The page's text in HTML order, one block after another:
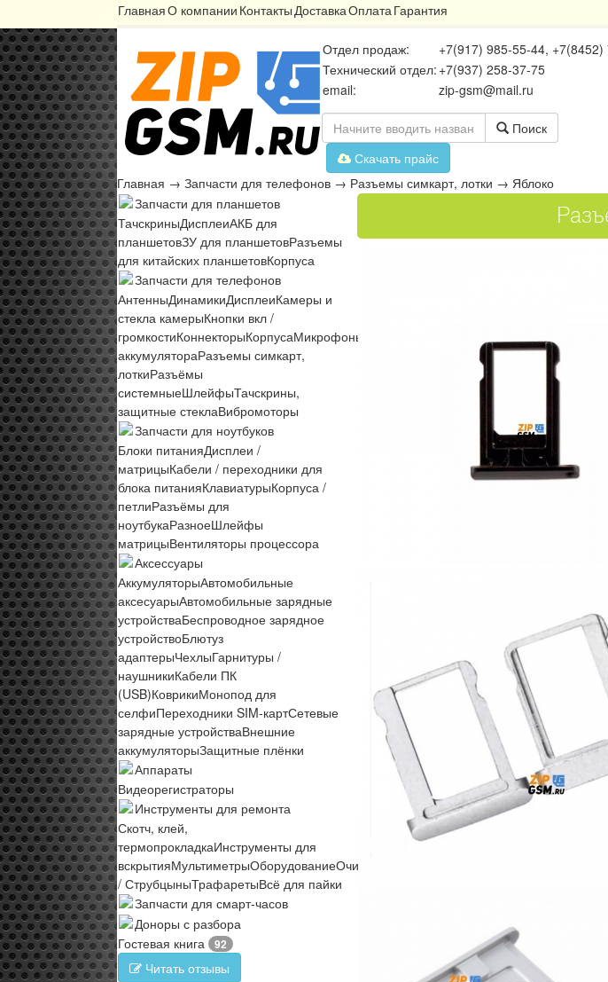
ГлавнаяО компании КонтактыДоставкаОплатаГарантия
Отдел продаж:
+7(917) 985-55-44, +7(8452)
Технический отдел: +7(937) 258-37-75
email:
zip-gsm@mail.ru
Поиск
Скачать прайс
Главная → Запчасти для телефонов → Разъемы симкарт, лотки → Яблоко
Запчасти для планшетов
ТачскриныДисплеиАКБ для
планшетовЗУ для планшетовРазъемы
для китайских планшетовКорпуса
Запчасти для телефонов
АнтенныДинамикиДисплеиКамеры и
стекла камерыКнопки вкл /
громкостиКоннекторыКорпусаМикрофоны
Разъёмы
аккумулятораРазъемы симкарт,
лоткиРазъёмы
системныеШлейфыТачскрины,
защитные стеклаВибромоторы
Запчасти для ноутбуков
Блоки питанияДисплеи /
матрицыКабели / переходники для
блока питанияКлавиатурыКорпуса /
петлиРазъёмы для
ноутбукаРазноеШлейфы
матрицыВентиляторы процессора
Аксессуары
АккумуляторыАвтомобильные
аксесуарыАвтомобильные зарядные
устройстваБеспроводное зарядное
устройствоБлютуз
адаптерыЧехлыГарнитуры /
наушникиКабели ПК
(USB)КоврикиМонопод для
селфиПереходники SIM-картСетевые
зарядные устройстваВнешние
аккумуляторыЗащитные плёнки
Аппараты
Видеорегистраторы
Инструменты для ремонта
Скотч, клей,
термопрокладкаИнструменты для
вскрытияМультиметрыОборудованиеОчистители
/ СтрубцыныТрафаретыВсё для пайки
Запчасти для смарт-часов
Доноры с разбора
Гостевая книга
92
Читать отзывы